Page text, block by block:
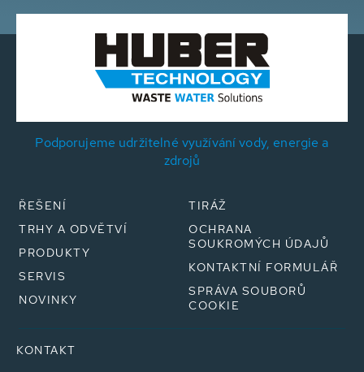
Podporujeme udržitelné využívání vody, energie a
zdrojů
ŘEŠENÍ
TRHY A ODVĚTVÍ
PRODUKTY
SERVIS
NOVINKY
TIRÁŽ
OCHRANA
SOUKROMÝCH ÚDAJŮ
KONTAKTNÍ FORMULÁŘ
SPRÁVA SOUBORŮ
COOKIE
KONTAKT